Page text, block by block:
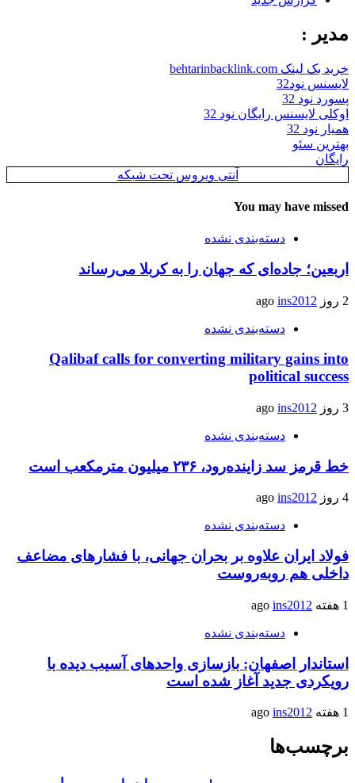
مدیر :
خرید بک لینک behtarinbacklink.com
لایسنس نود32
پسورد نود 32
اوکلی لایسنس رایگان نود 32
همیار نود 32
بهترین سئو
رایگان
آنتی ویروس تحت شبکه
You may have missed
دسته‌بندی نشده
اربعین؛ جاده‌ای که جهان را به کربلا می‌رساند
2 روز ago ins2012
دسته‌بندی نشده
Qalibaf calls for converting military gains into
political success
3 روز ago ins2012
دسته‌بندی نشده
خط قرمز سد زاینده‌رود، ۲۳۶ میلیون مترمکعب است
4 روز ago ins2012
دسته‌بندی نشده
فولاد ایران علاوه بر بحران جهانی، با فشارهای مضاعف
داخلی هم روبه‌روست
1 هفته ago ins2012
دسته‌بندی نشده
استاندار اصفهان: بازسازی واحدهای آسیب دیده با
رویکردی جدید آغاز شده است
1 هفته ago ins2012
برچسب‌ها